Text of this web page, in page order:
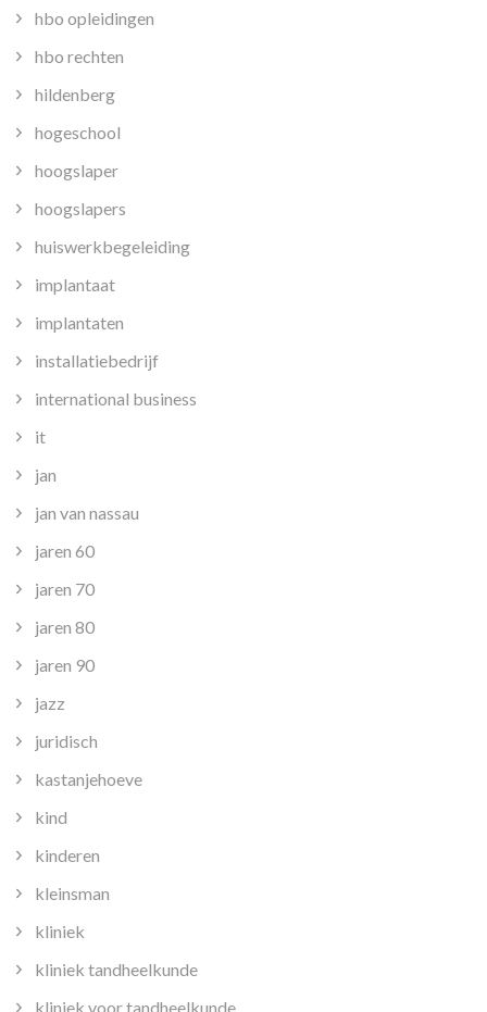
hbo opleidingen
hbo rechten
hildenberg
hogeschool
hoogslaper
hoogslapers
huiswerkbegeleiding
implantaat
implantaten
installatiebedrijf
international business
it
jan
jan van nassau
jaren 60
jaren 70
jaren 80
jaren 90
jazz
juridisch
kastanjehoeve
kind
kinderen
kleinsman
kliniek
kliniek tandheelkunde
kliniek voor tandheelkunde